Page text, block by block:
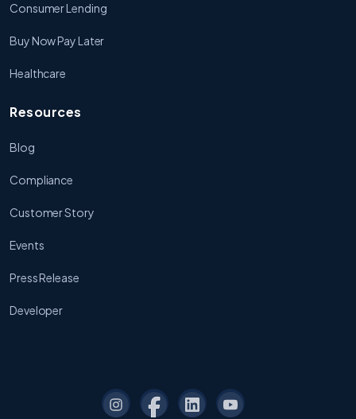
Consumer Lending
Buy Now Pay Later
Healthcare
Resources
Blog
Compliance
Customer Story
Events
Press Release
Developer